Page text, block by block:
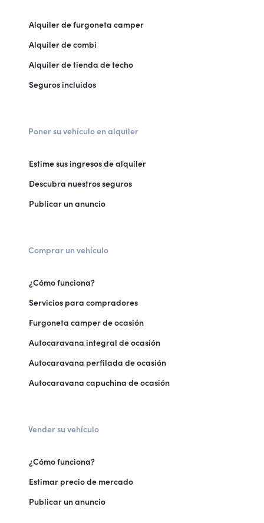
Alquiler de furgoneta camper
Alquiler de combi
Alquiler de tienda de techo
Seguros incluidos
Poner su vehículo en alquiler
Estime sus ingresos de alquiler
Descubra nuestros seguros
Publicar un anuncio
Comprar un vehículo
¿Cómo funciona?
Servicios para compradores
Furgoneta camper de ocasión
Autocaravana integral de ocasión
Autocaravana perfilada de ocasión
Autocaravana capuchina de ocasión
Vender su vehículo
¿Cómo funciona?
Estimar precio de mercado
Publicar un anuncio